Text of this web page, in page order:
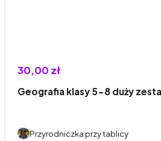
30,00 zł
Geografia klasy 5-8 duży
Przyrodniczka przy tablicy